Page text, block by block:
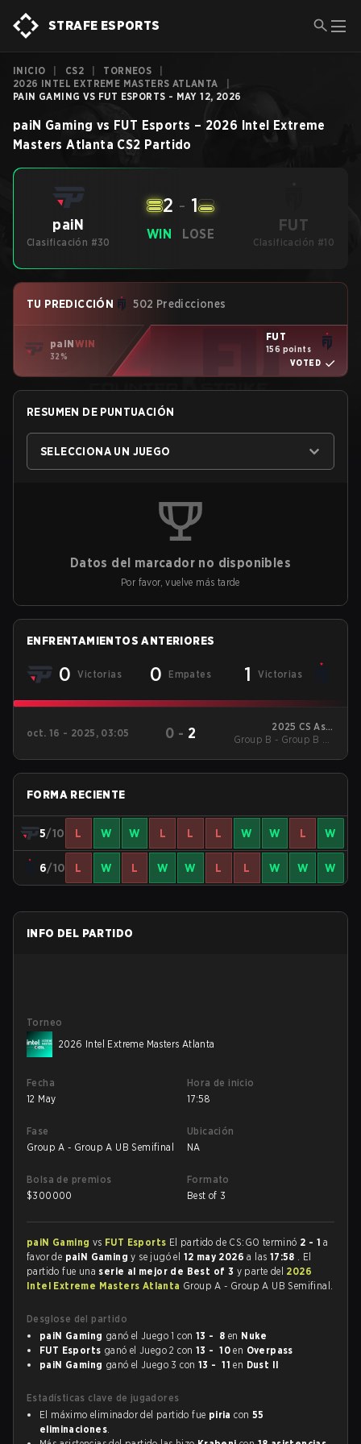
STRAFE ESPORTS
INICIO CS2 TORNEOS
2026 INTEL EXTREME MASTERS ATLANTA
PAIN GAMING VS FUT ESPORTS - MAY 12, 2026
paiN Gaming vs FUT Esports – 2026 Intel Extreme
Masters Atlanta CS2 Partido
paiN
Clasificación #30
WIN
2 - 1
LOSE FUT
Clasificación #10
TU PREDICCIÓN 502 Predicciones
paiNWIN
32%
FUT
156 points
VOTED
RESUMEN DE PUNTUACIÓN
SELECCIONA UN JUEGO
Datos del marcador no disponibles
Por favor, vuelve más tarde
ENFRENTAMIENTOS ANTERIORES
0 Victorias 0 Empates 1 Victorias
oct. 16 - 2025, 03:05 0 - 2
2025 CS Asia
Championships
Group B - Group B LB
FORMA RECIENTE
5/10 L W W L L L W W L W
6/10 L W L W W L L W W W
INFO DEL PARTIDO
Torneo
2026 Intel Extreme Masters Atlanta
Fecha
12 May
Hora de inicio
17:58
Fase
Group A - Group A UB Semifinal
Ubicación
NA
Bolsa de premios
$300000
Formato
Best of 3
paiN Gaming vs FUT Esports El partido de CS:GO terminó 2 - 1 a
favor de paiN Gamingy se jugó el 12 may 2026a las 17:58 . El
partido fue una serie al mejor de Best of 3 y parte del 2026
Intel Extreme Masters Atlanta Group A - Group A UB Semifinal.
Desglose del partido
paiN Gaming ganó el Juego 1 con 13 - 8 en Nuke
FUT Esports ganó el Juego 2 con 13 - 10 en Overpass
paiN Gaming ganó el Juego 3 con 13 - 11 en Dust II
Estadísticas clave de jugadores
El máximo eliminador del partido fue piria con 55
eliminaciones.